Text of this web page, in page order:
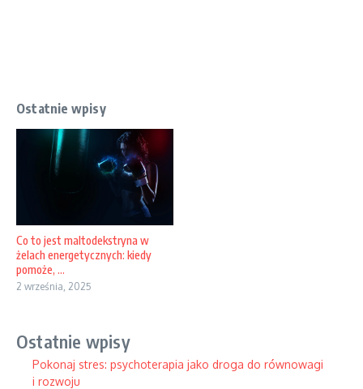
Ostatnie wpisy
Co to jest maltodekstryna w
żelach energetycznych: kiedy
pomoże, ...
2 września, 2025
Ostatnie wpisy
Pokonaj stres: psychoterapia jako droga do równowagi
i rozwoju